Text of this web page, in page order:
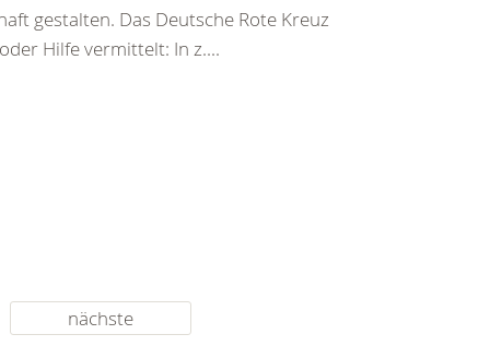
gestalten. Das Deutsche Rote Kreuz
Hilfe vermittelt: In z....
nächste